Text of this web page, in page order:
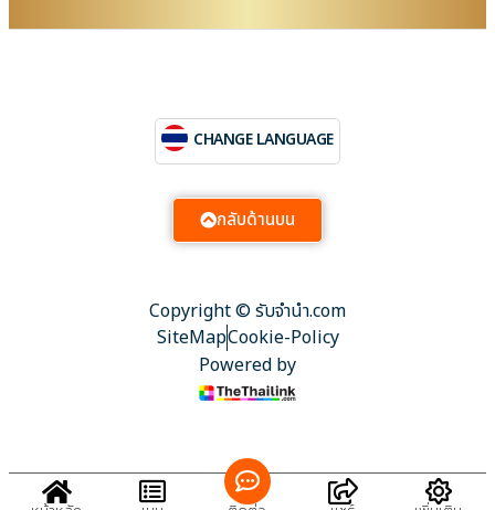
Copyright © รับจํานํา.com
SiteMapCookie-Policy
Powered by
CHANGE LANGUAGE
กลับด้านบน